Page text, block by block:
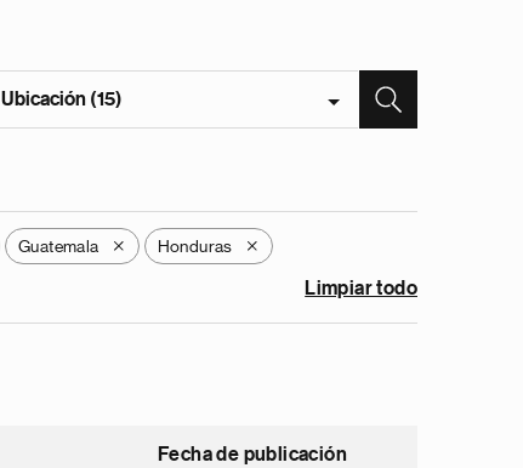
Ubicación (15)
Guatemala X Honduras X
Limpiar todo
Fecha de publicación